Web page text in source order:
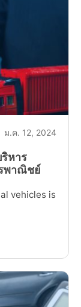
ม.ค. 12, 2024
หาร
พาณิชย์
vehicles is